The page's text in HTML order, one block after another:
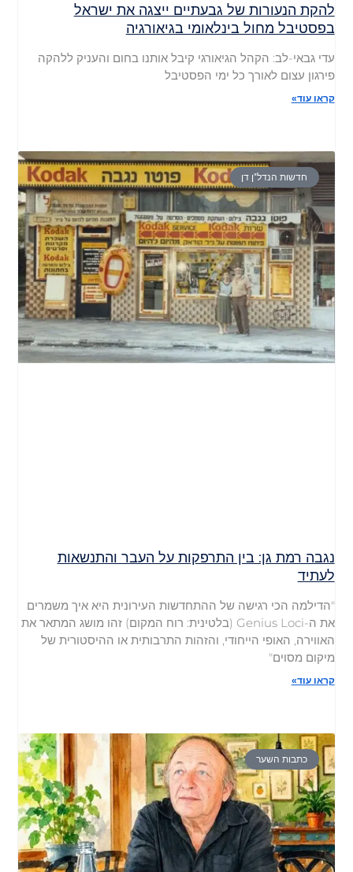
להקת הנעורות של גבעתיים ייצגה את ישראל
בפסטיבל מחול בינלאומי בגיאורגיה
עדי גבאי-לב: הקהל הגיאורגי קיבל אותנו בחום והעניק ללהקה
פירגון עצום לאורך כל ימי הפסטיבל
קראו עוד»
חדשות הנדל"ן דן
נגבה רמת גן: בין התרפקות על העבר והתנשאות
לעתיד
"הדילמה הכי רגישה של ההתחדשות העירונית היא איך משמרים
את ה-Genius Loci (בלטינית: רוח המקום) זהו מושג המתאר את
האווירה, האופי הייחודי, והזהות התרבותית או ההיסטורית של
מיקום מסוים"
קראו עוד»
כתבות השער